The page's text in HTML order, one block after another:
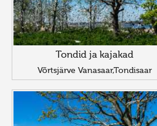
Tondid ja kajakad
Võrtsjärve Vanasaar,Tondisaar